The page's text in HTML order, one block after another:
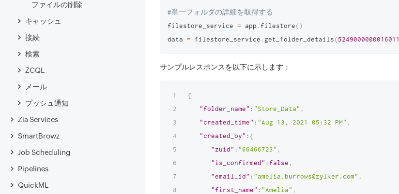
ファイルの削除
キャッシュ
接続
検索
ZCQL
メール
プッシュ通知
Zia Services
SmartBrowz
Job Scheduling
Pipelines
QuickML
#単一フォルダの詳細を取得する
filestore_service = app . filestore()
data = filestore_service . get_folder_details(5249000000016011
サンプルレスポンスを以下に示します：
{
"folder_name" : "Store_Data" ,
"created_time" : "Aug 13, 2021 05:32 PM" ,
"created_by" : {
"zuid" : "66466723" ,
"is_confirmed" : false ,
"email_id" : "amelia.burrows@zylker.com" ,
"first_name" : "Amelia" ,